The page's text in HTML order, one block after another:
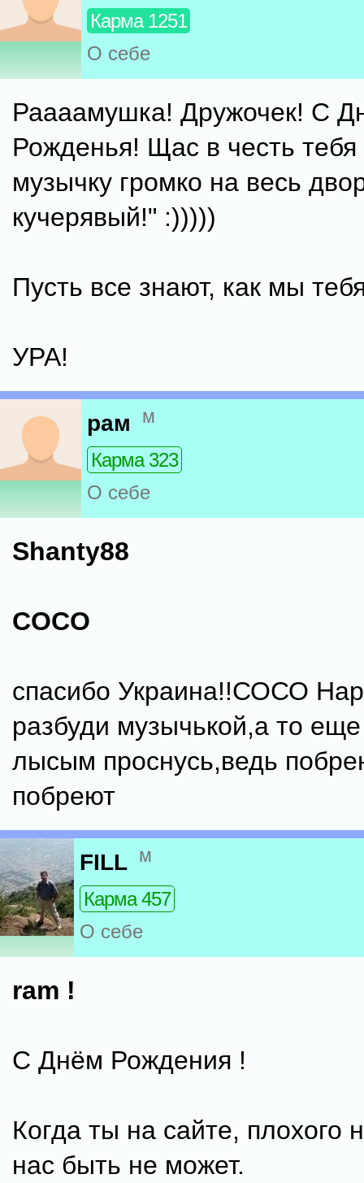
Карма 1251
О себе
Раааамушка! Дружочек! С
Рожденья! Щас в честь
музычку громко на весь
кучерявый!" :)))))
Пусть все знают, как мы
УРА!
рам м
Карма 323
О себе
Shanty88
COCO
спасибо Украина!!СОСО
разбуди музычькой,а то еще
лысым проснусь,ведь
побреют
FILL м
Карма 457
О себе
ram !
С Днём Рождения !
Когда ты на сайте, плохого
нас быть не может.